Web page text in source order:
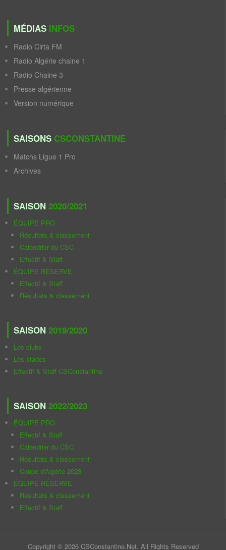
MÉDIAS INFOS
Radio Cirta FM
Radio Algérie chaine 1
Radio Chaine 3
Presse algérienne
Version numérique
SAISONS CSCONSTANTINE
Matchs Ligue 1 Pro
Archives
SAISON 2020/2021
ÉQUIPE PRO
Résultats & classement
Calendrier du CSC
Effectif & Staff
ÉQUIPE RÉSERVE
Effectif & Staff
Résultats & classement
SAISON 2019/2020
Les clubs
Les stades
Effectif & Staff CSConstantine
SAISON 2022/2023
ÉQUIPE PRO
Effectif & Staff
Calendrier du CSC
Résultats & classement
Coupe d'Algérie 2023
ÉQUIPE RÉSERVE
Résultats & classement
Effectif & Staff
Copyright © 2026 CSConstantine.Net. All Rights Reserved